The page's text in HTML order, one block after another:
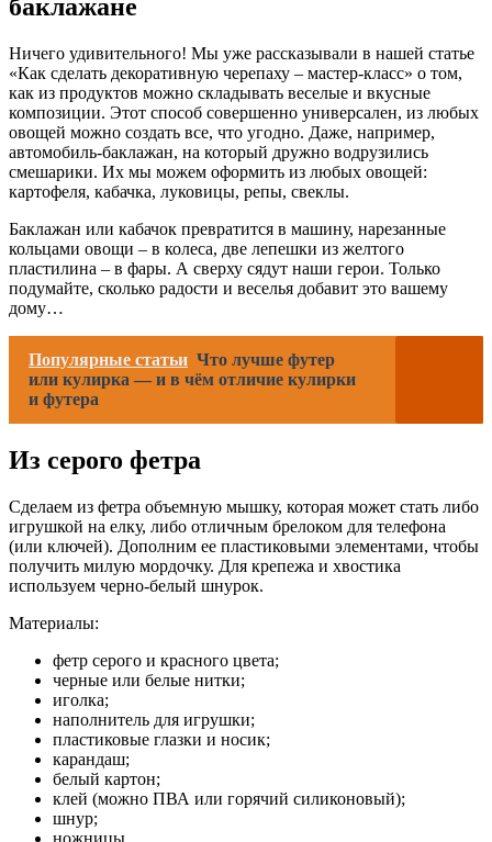
баклажане
Ничего удивительного! Мы уже рассказывали в нашей статье
«Как сделать декоративную черепаху – мастер-класс» о том,
как из продуктов можно складывать веселые и вкусные
композиции. Этот способ совершенно универсален, из любых
овощей можно создать все, что угодно. Даже, например,
автомобиль-баклажан, на который дружно водрузились
смешарики. Их мы можем оформить из любых овощей:
картофеля, кабачка, луковицы, репы, свеклы.
Баклажан или кабачок превратится в машину, нарезанные
кольцами овощи – в колеса, две лепешки из желтого
пластилина – в фары. А сверху сядут наши герои. Только
подумайте, сколько радости и веселья добавит это вашему
дому…
Популярные статьи Что лучше футер
или кулирка — и в чём отличие кулирки
и футера
Из серого фетра
Сделаем из фетра объемную мышку, которая может стать либо
игрушкой на елку, либо отличным брелоком для телефона
(или ключей). Дополним ее пластиковыми элементами, чтобы
получить милую мордочку. Для крепежа и хвостика
используем черно-белый шнурок.
Материалы:
фетр серого и красного цвета;
черные или белые нитки;
иголка;
наполнитель для игрушки;
пластиковые глазки и носик;
карандаш;
белый картон;
клей (можно ПВА или горячий силиконовый);
шнур;